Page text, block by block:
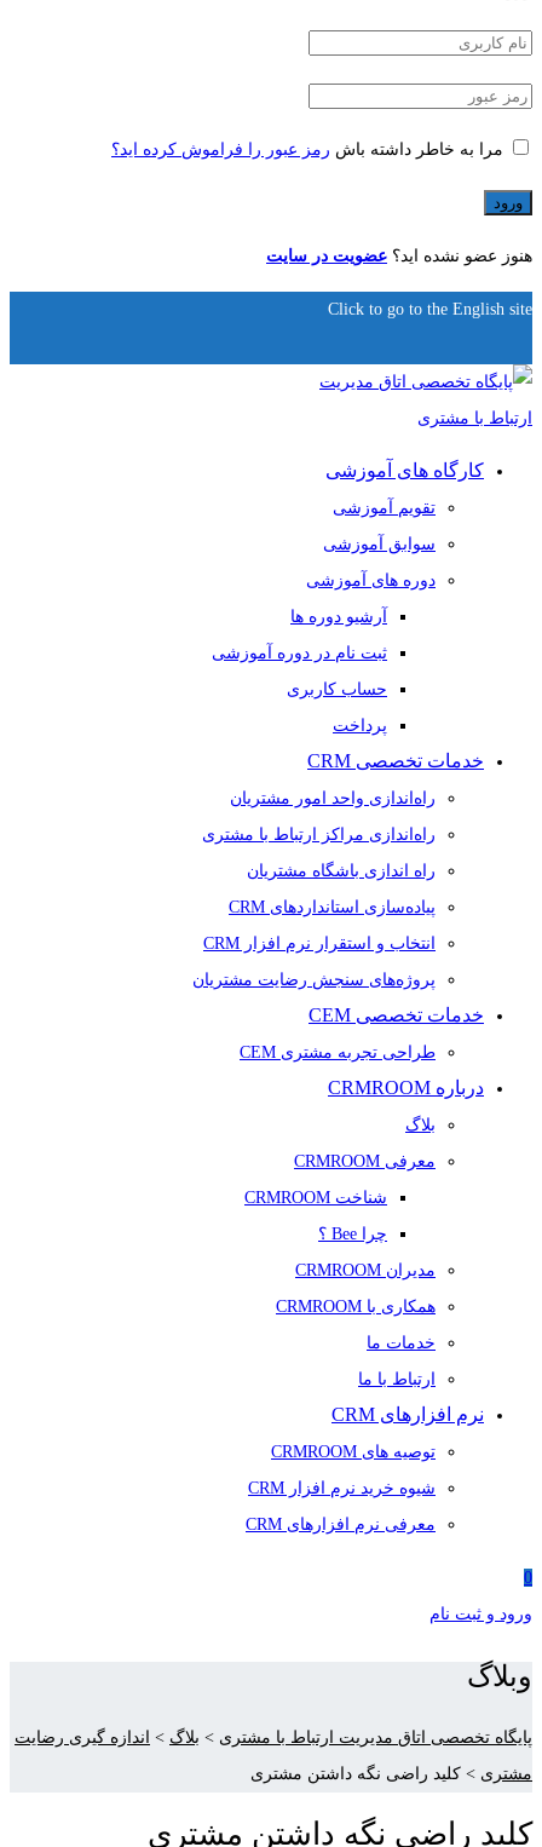
مرا به خاطر داشته باش رمز عبور را فراموش کرده اید؟
هنوز عضو نشده اید؟ عضویت در سایت
Click to go to the English site
کارگاه های آموزشی
تقویم آموزشی
سوابق آموزشی
دوره های آموزشی
آرشیو دوره ها
ثبت نام در دوره آموزشی
حساب کاربری
پرداخت
خدمات تخصصی CRM
راه‌اندازی واحد امور مشتریان
راه‌اندازی مراکز ارتباط با مشتری
راه اندازی باشگاه مشتریان
پیاده‌سازی استانداردهای CRM
انتخاب و استقرار نرم افزار CRM
پروژه‌های سنجش رضایت مشتریان
خدمات تخصصی CEM
طراحی تجربه مشتری CEM
درباره CRMROOM
بلاگ
معرفی CRMROOM
شناخت CRMROOM
چرا Bee ؟
مدیران CRMROOM
همکاری با CRMROOM
خدمات ما
ارتباط با ما
نرم افزارهای CRM
توصیه های CRMROOM
شیوه خرید نرم افزار CRM
معرفی نرم افزارهای CRM
0
ورود و ثبت نام
وبلاگ
پایگاه تخصصی اتاق مدیریت ارتباط با مشتری > بلاگ > اندازه گیری رضایت
مشتری > کلید راضی نگه داشتن مشتری
کلید راضی نگه داشتن مشتری